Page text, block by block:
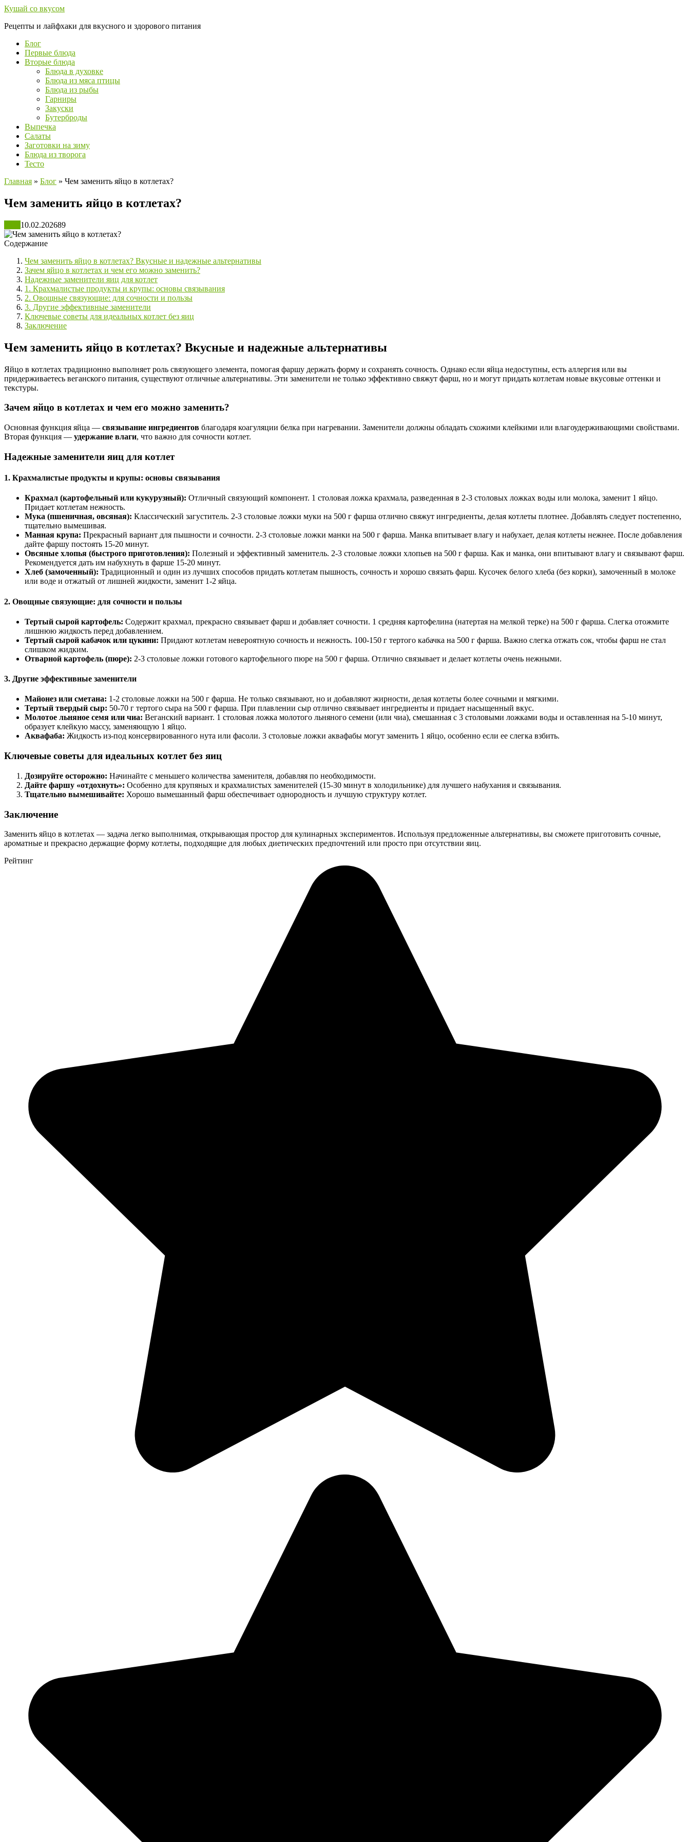
Перейти
контенту
Кушай со вкусом
Рецепты и лайфхаки для вкусного и здорового питания
Блог
Первые блюда
Вторые блюда
Блюда в духовке
Блюда из мяса птицы
Блюда из рыбы
Гарниры
Закуски
Бутерброды
Выпечка
Салаты
Заготовки на зиму
Блюда из творога
Тесто
Главная » Блог » Чем заменить яйцо в котлетах?
Чем заменить яйцо в котлетах?
10.02.202689
Содержание
Чем заменить яйцо в котлетах? Вкусные и надежные альтернативы
Зачем яйцо в котлетах и чем его можно заменить?
Надежные заменители яиц для котлет
1. Крахмалистые продукты и крупы: основы связывания
2. Овощные связующие: для сочности и пользы
3. Другие эффективные заменители
Ключевые советы для идеальных котлет без яиц
Заключение
Чем заменить яйцо в котлетах? Вкусные и надежные альтернативы
Яйцо в котлетах традиционно выполняет роль связующего элемента, помогая фаршу держать форму и сохранять сочность. Однако если яйца недоступны, есть аллергия или вы
придерживаетесь веганского питания, существуют отличные альтернативы. Эти заменители не только эффективно свяжут фарш, но и могут придать котлетам новые вкусовые оттенки и
текстуры.
Зачем яйцо в котлетах и чем его можно заменить?
Основная функция яйца — связывание ингредиентов благодаря коагуляции белка при нагревании. Заменители должны обладать схожими клейкими или влагоудерживающими свойствами.
Вторая функция — удержание влаги, что важно для сочности котлет.
Надежные заменители яиц для котлет
1. Крахмалистые продукты и крупы: основы связывания
Крахмал (картофельный или кукурузный): Отличный связующий компонент. 1 столовая ложка крахмала, разведенная в 2-3 столовых ложках воды или молока, заменит 1 яйцо.
Придает котлетам нежность.
Мука (пшеничная, овсяная): Классический загуститель. 2-3 столовые ложки муки на 500 г фарша отлично свяжут ингредиенты, делая котлеты плотнее. Добавлять следует постепенно,
тщательно вымешивая.
Манная крупа: Прекрасный вариант для пышности и сочности. 2-3 столовые ложки манки на 500 г фарша. Манка впитывает влагу и набухает, делая котлеты нежнее. После добавления
дайте фаршу постоять 15-20 минут.
Овсяные хлопья (быстрого приготовления): Полезный и эффективный заменитель. 2-3 столовые ложки хлопьев на 500 г фарша. Как и манка, они впитывают влагу и связывают фарш.
Рекомендуется дать им набухнуть в фарше 15-20 минут.
Хлеб (замоченный): Традиционный и один из лучших способов придать котлетам пышность, сочность и хорошо связать фарш. Кусочек белого хлеба (без корки), замоченный в молоке
или воде и отжатый от лишней жидкости, заменит 1-2 яйца.
2. Овощные связующие: для сочности и пользы
Тертый сырой картофель: Содержит крахмал, прекрасно связывает фарш и добавляет сочности. 1 средняя картофелина (натертая на мелкой терке) на 500 г фарша. Слегка отожмите
лишнюю жидкость перед добавлением.
Тертый сырой кабачок или цукини: Придают котлетам невероятную сочность и нежность. 100-150 г тертого кабачка на 500 г фарша. Важно слегка отжать сок, чтобы фарш не стал
слишком жидким.
Отварной картофель (пюре): 2-3 столовые ложки готового картофельного пюре на 500 г фарша. Отлично связывает и делает котлеты очень нежными.
3. Другие эффективные заменители
Майонез или сметана: 1-2 столовые ложки на 500 г фарша. Не только связывают, но и добавляют жирности, делая котлеты более сочными и мягкими.
Тертый твердый сыр: 50-70 г тертого сыра на 500 г фарша. При плавлении сыр отлично связывает ингредиенты и придает насыщенный вкус.
Молотое льняное семя или чиа: Веганский вариант. 1 столовая ложка молотого льняного семени (или чиа), смешанная с 3 столовыми ложками воды и оставленная на 5-10 минут,
образует клейкую массу, заменяющую 1 яйцо.
Аквафаба: Жидкость из-под консервированного нута или фасоли. 3 столовые ложки аквафабы могут заменить 1 яйцо, особенно если ее слегка взбить.
Ключевые советы для идеальных котлет без яиц
Дозируйте осторожно: Начинайте с меньшего количества заменителя, добавляя по необходимости.
Дайте фаршу «отдохнуть»: Особенно для крупяных и крахмалистых заменителей (15-30 минут в холодильнике) для лучшего набухания и связывания.
Тщательно вымешивайте: Хорошо вымешанный фарш обеспечивает однородность и лучшую структуру котлет.
Заключение
Заменить яйцо в котлетах — задача легко выполнимая, открывающая простор для кулинарных экспериментов. Используя предложенные альтернативы, вы сможете приготовить сочные,
ароматные и прекрасно держащие форму котлеты, подходящие для любых диетических предпочтений или просто при отсутствии яиц.
Рейтинг